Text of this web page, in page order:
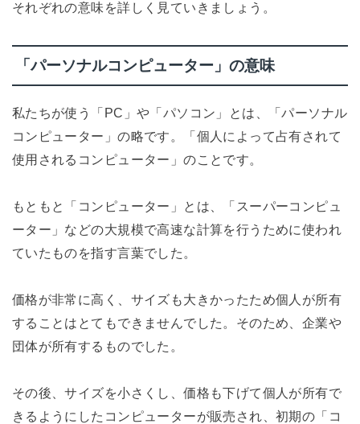
それぞれの意味を詳しく見ていきましょう。
「パーソナルコンピューター」の意味
私たちが使う「PC」や「パソコン」とは、「パーソナル
コンピューター」の略です。「個人によって占有されて
使用されるコンピューター」のことです。
もともと「コンピューター」とは、「スーパーコンピュ
ーター」などの大規模で高速な計算を行うために使われ
ていたものを指す言葉でした。
価格が非常に高く、サイズも大きかったため個人が所有
することはとてもできませんでした。そのため、企業や
団体が所有するものでした。
その後、サイズを小さくし、価格も下げて個人が所有で
きるようにしたコンピューターが販売され、初期の「コ